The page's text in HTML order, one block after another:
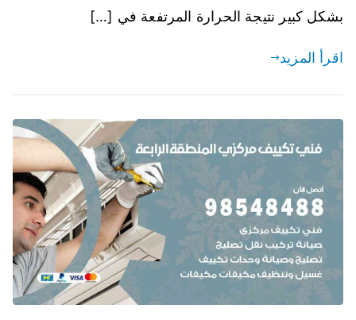
بشكل كبير نتيجة الحرارة المرتفعة في […]
اقرأ المزيد